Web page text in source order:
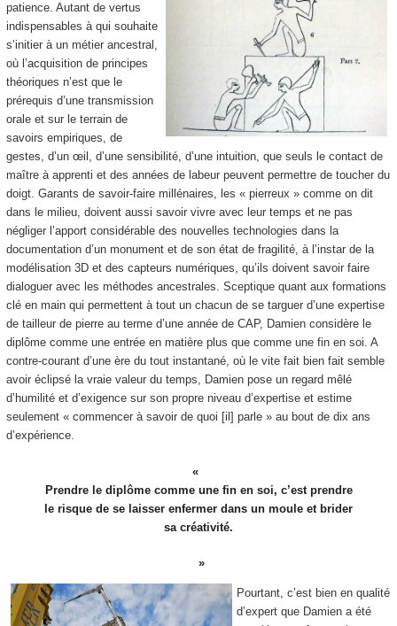
patience. Autant de vertus
indispensables à qui souhaite
s’initier à un métier ancestral,
où l’acquisition de principes
théoriques n’est que le
prérequis d’une transmission
orale et sur le terrain de
savoirs empiriques, de
gestes, d’un œil, d’une sensibilité, d’une intuition, que seuls le contact de
maître à apprenti et des années de labeur peuvent permettre de toucher du
doigt. Garants de savoir-faire millénaires, les « pierreux » comme on dit
dans le milieu, doivent aussi savoir vivre avec leur temps et ne pas
négliger l’apport considérable des nouvelles technologies dans la
documentation d’un monument et de son état de fragilité, à l’instar de la
modélisation 3D et des capteurs numériques, qu’ils doivent savoir faire
dialoguer avec les méthodes ancestrales. Sceptique quant aux formations
clé en main qui permettent à tout un chacun de se targuer d’une expertise
de tailleur de pierre au terme d’une année de CAP, Damien considère le
diplôme comme une entrée en matière plus que comme une fin en soi. A
contre-courant d’une ère du tout instantané, où le vite fait bien fait semble
avoir éclipsé la vraie valeur du temps, Damien pose un regard mêlé
d’humilité et d’exigence sur son propre niveau d’expertise et estime
seulement « commencer à savoir de quoi [il] parle » au bout de dix ans
d’expérience.
Prendre le diplôme comme une fin en soi, c’est prendre
le risque de se laisser enfermer dans un moule et brider
sa créativité.
Pourtant, c’est bien en qualité
d’expert que Damien a été